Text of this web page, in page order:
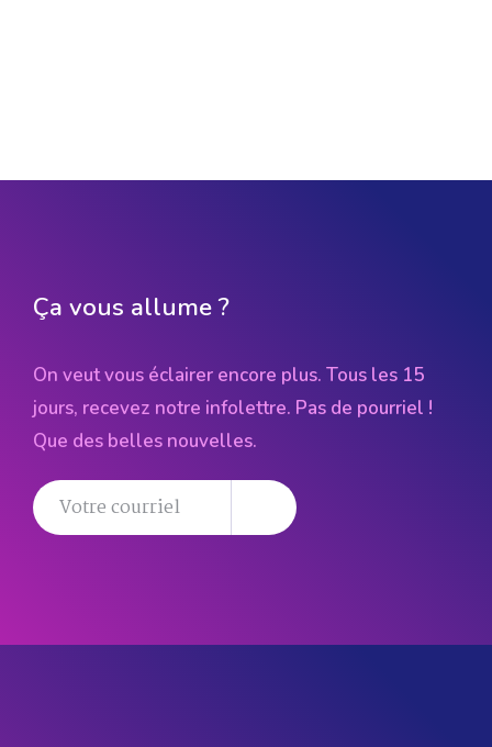
Ça vous allume ?
On veut vous éclairer encore plus. Tous les 15
jours, recevez notre infolettre. Pas de pourriel !
Que des belles nouvelles.